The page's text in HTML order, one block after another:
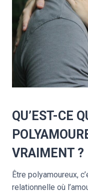
QU’EST-CE
VRAIMENT ?
Être polyamoureux,
relationnelle où